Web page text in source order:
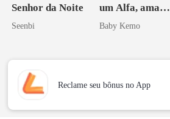
Senhor da Noite
Seenbi
um Alfa, amada
por um
Baby Kemo
Reclame seu bônus no App